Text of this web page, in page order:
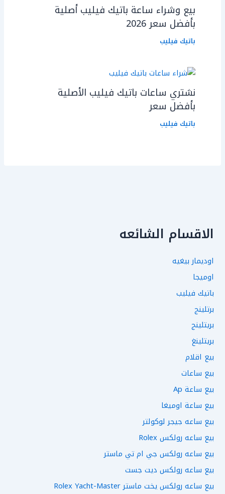
بيع وشراء ساعة باتيك فيليب أصلية
بأفضل سعر 2026
باتيك فيليب
نشتري ساعات باتيك فيليب الأصلية
بأفضل سعر
باتيك فيليب
الاقسام الشائعه
اوديمار بيغيه
اوميجا
باتيك فيليب
برتلينج
بريتلينج
بريتلينغ
بيع اقلام
بيع ساعات
بيع ساعة Ap
بيع ساعة اوميغا
بيع ساعه جيجر لوكولتر
بيع ساعه رولكس Rolex
بيع ساعه رولكس جي ام تي ماستر
بيع ساعه رولكس ديت جست
بيع ساعه رولكس يخت ماستر Rolex Yacht-Master